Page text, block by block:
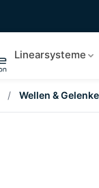
Linearsysteme
/ Wellen & Gelenke